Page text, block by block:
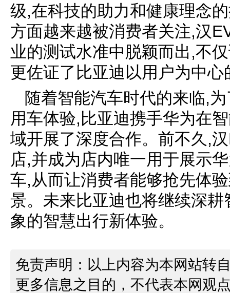
级,在科技的助力和健康理念
方面越来越被消费者关注,汉
业的测试水准中脱颖而出,不
更佐证了比亚迪以用户为中心
随着智能汽车时代的来临,
用车体验,比亚迪携手华为在
域开展了深度合作。前不久,
店,并成为店内唯一用于展示
车,从而让消费者能够抢先体
景。未来比亚迪也将继续深
象的智慧出行新体验。
免责声明：以上内容为本网站转
更多信息之目的，不代表本网观